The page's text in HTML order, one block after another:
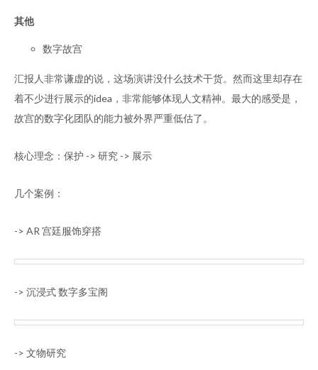
其他
数字故宫
汇报人非常谦虚的说，这场演讲没什么技术干货。然而这里却存在
着不少进行展示的idea，非常能够体现人文精神。最大的感受是，
故宫的数字化团队的能力被外界严重低估了。
核心理念：保护 -> 研究 -> 展示
几个案例：
-> AR 宫廷服饰穿搭
-> 沉浸式 数字多宝阁
-> 文物研究